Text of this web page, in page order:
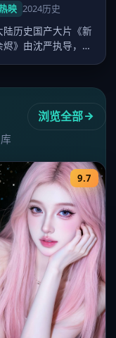
映 2024历史
陆历史国产大片《新
烬》由沈严执导，卡
浏览全部
9.7